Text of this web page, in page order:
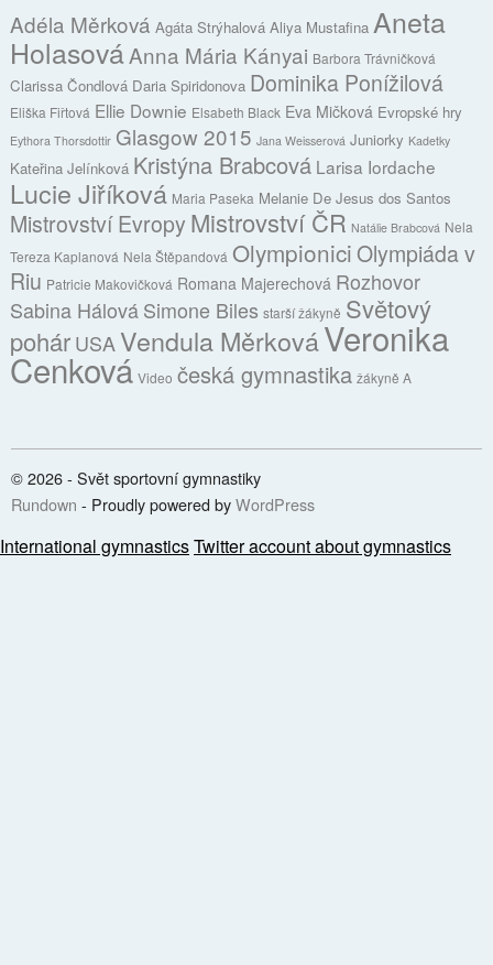
Adéla Měrková Agáta Strýhalová Aliya Mustafina Aneta
HolasováAnna Mária Kányai Barbora Trávničková
Clarissa Čondlová Daria Spiridonova Dominika Ponížilová
Eliška Fiřtová Ellie Downie Elsabeth Black Eva Mičková Evropské hry
Eythora Thorsdottir Glasgow 2015 Jana Weisserová Juniorky Kadetky
Kateřina Jelínková Kristýna Brabcová Larisa Iordache
Lucie Jiříková Maria Paseka Melanie De Jesus dos Santos
Mistrovství Evropy Mistrovství ČR Natálie Brabcová Nela
Tereza Kaplanová Nela Štěpandová OlympioniciOlympiáda v
Riu Patricie Makovičková Romana Majerechová Rozhovor
Sabina HálováSimone Biles starší žákyně Světový
pohárUSAVendula MěrkováVeronika
Cenková Video česká gymnastika žákyně A
© 2026 - Svět sportovní gymnastiky
Rundown - Proudly powered byWordPress
International gymnasticsTwitter account about gymnastics